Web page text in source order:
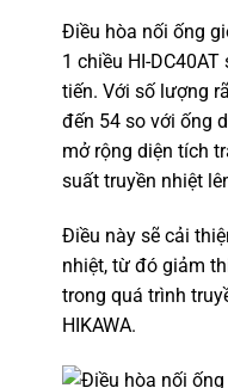
Điều hòa nối ống
1 chiều HI-DC40AT
tiến. Với số lượng
đến 54 so với ống
mở rộng diện tích
suất truyền nhiệt
Điều này sẽ cải
nhiệt, từ đó giảm
trong quá trình
HIKAWA.